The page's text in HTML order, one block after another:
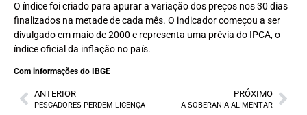
O índice foi criado para apurar a variação dos preços nos 30 dias
finalizados na metade de cada mês. O indicador começou a ser
divulgado em maio de 2000 e representa uma prévia do IPCA, o
índice oficial da inflação no país.
Com informações do IBGE
ANTERIOR
PESCADORES PERDEM LICENÇA
PRÓXIMO
A SOBERANIA ALIMENTAR